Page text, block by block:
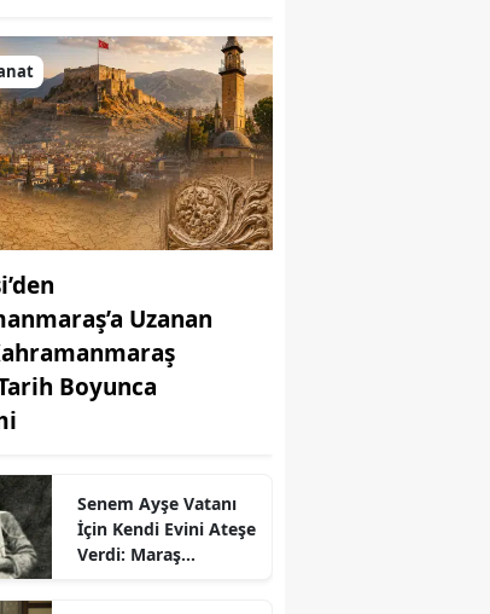
Uzanan
Boyunca
Senem Ayşe Vatanı
İçin Kendi Evini Ateşe
Verdi: Maraş